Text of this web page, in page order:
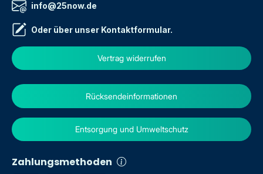
info@25now.de
Oder über unser Kontaktformular.
Vertrag widerrufen
Zahlungsmethoden
Rücksendeinformationen
Entsorgung und Umweltschutz